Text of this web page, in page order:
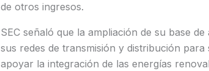
de otros ingresos.
SEC señaló que la ampliación de su base
sus redes de transmisión y distribución
apoyar la integración de las energías